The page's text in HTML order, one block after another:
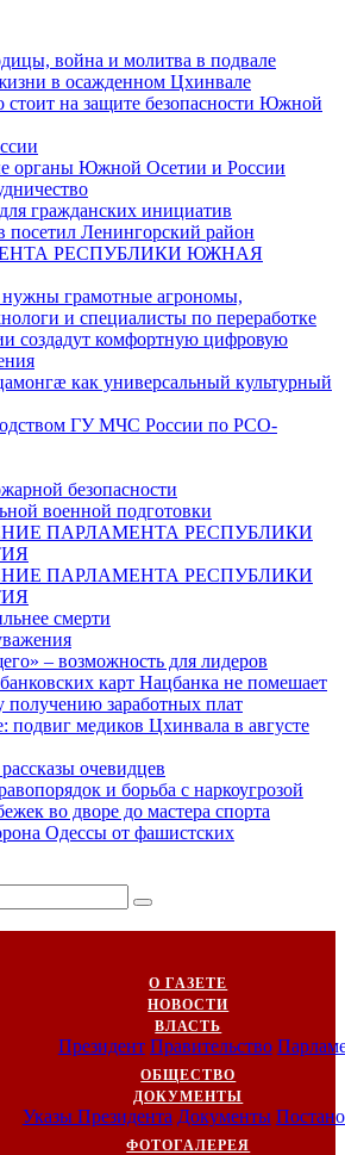
война и молитва в подвале
в осажденном Цхинвале
стоит на защите безопасности Южной
органы Южной Осетии и России
гражданских инициатив
посетил Ленингорский район
РЕСПУБЛИКИ ЮЖНАЯ
грамотные агрономы,
и специалисты по переработке
создадут комфортную цифровую
как универсальный культурный
ГУ МЧС России по РСО-
безопасности
военной подготовки
ПАРЛАМЕНТА РЕСПУБЛИКИ
ПАРЛАМЕНТА РЕСПУБЛИКИ
смерти
– возможность для лидеров
карт Нацбанка не помешает
получению заработных плат
подвиг медиков Цхинвала в августе
очевидцев
и борьба с наркоугрозой
во дворе до мастера спорта
Одессы от фашистских
О ГАЗЕТЕ
НОВОСТИ
ВЛАСТЬ
Президент Правительство
ОБЩЕСТВО
ДОКУМЕНТЫ
Указы Президента Документы
ФОТОГАЛЕРЕЯ